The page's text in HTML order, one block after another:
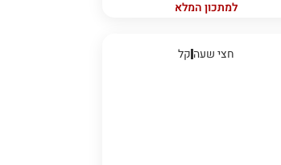
למתכון המלא
חצי שעהקל